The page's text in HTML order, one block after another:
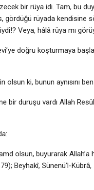
bir rüya idi. Tam, bu
gördüğü rüyada kendisine
Veya, hâlâ rüya mı
doğru koşturmaya
olsun ki, bunun aynısını
bir duruşu vardı Allah
olsun, buyurarak Allah’a
Beyhakî, Sünenü’l-